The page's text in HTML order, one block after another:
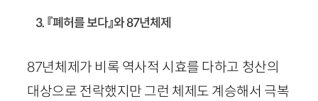
3. 『폐허를 보다』와 87년체제
87년체제가 비록 역사적 시효를 다하고 청산의
대상으로 전락했지만 그런 체제도 계승해서 극복